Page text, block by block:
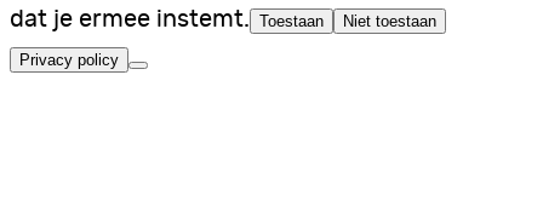
dat je ermee instemt. Toestaan Niet toestaan
Privacy policy